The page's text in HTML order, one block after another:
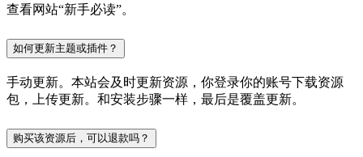
查看网站“新手必读”。
如何更新主题或插件？
手动更新。本站会及时更新资源，你登录你的账号下载资源
包，上传更新。和安装步骤一样，最后是覆盖更新。
购买该资源后，可以退款吗？